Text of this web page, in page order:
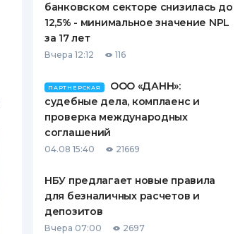
банковском секторе снизилась до
12,5% - минимальное значение NPL
за 17 лет
Вчера 12:12 116
ПАРТНЕРСКАЯ
ООО «ДАНН»:
судебные дела, комплаенс и
проверка международных
соглашений
04.08 15:40 21669
НБУ предлагает новые правила
для безналичных расчетов и
депозитов
Вчера 07:00 2697